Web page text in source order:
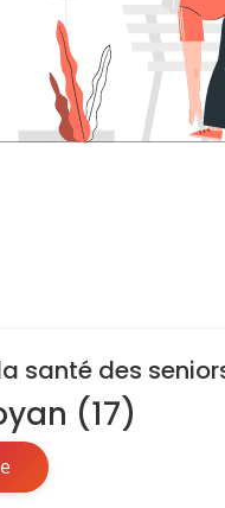
santé des
(17)